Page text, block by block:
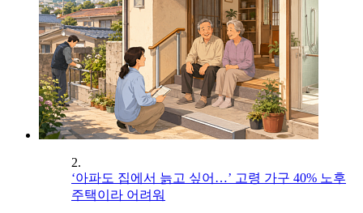
2.
‘아파도 집에서 늙고 싶어…’ 고령 가구 40% 노후
주택이라 어려워